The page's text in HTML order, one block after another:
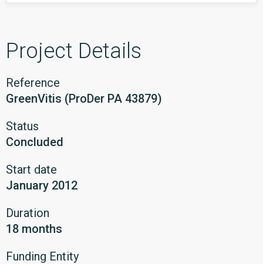
Project Details
Reference
GreenVitis (ProDer PA 43879)
Status
Concluded
Start date
January 2012
Duration
18 months
Funding Entity